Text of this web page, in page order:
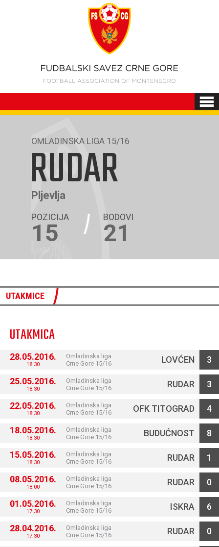
OMLADINSKA LIGA 15/16
RUDAR
Pljevlja
POZICIJA
15
BODOVI
21
UTAKMICE
UTAKMICA
28.05.2016.
18:30
Omladinska liga
Crne Gore 15/16
LOVĆEN 3
25.05.2016.
18:30
Omladinska liga
Crne Gore 15/16
RUDAR 3
22.05.2016.
18:30
Omladinska liga
Crne Gore 15/16
OFK TITOGRAD 4
18.05.2016.
18:30
Omladinska liga
Crne Gore 15/16
BUDUĆNOST 8
15.05.2016.
18:30
Omladinska liga
Crne Gore 15/16
RUDAR 1
08.05.2016.
18:00
Omladinska liga
Crne Gore 15/16
RUDAR 0
01.05.2016.
17:30
Omladinska liga
Crne Gore 15/16
ISKRA 6
28.04.2016.
17:30
Omladinska liga
Crne Gore 15/16
RUDAR 0